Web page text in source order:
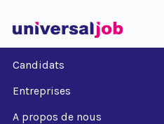
Candidats
Entreprises
A propos de nous